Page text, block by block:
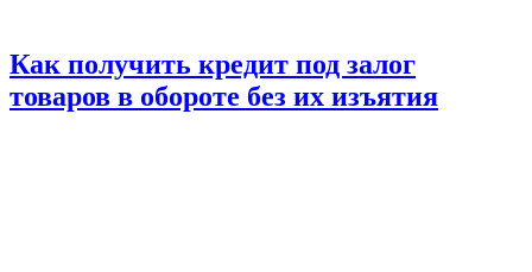
Как получить кредит под залог
товаров в обороте без их изъятия